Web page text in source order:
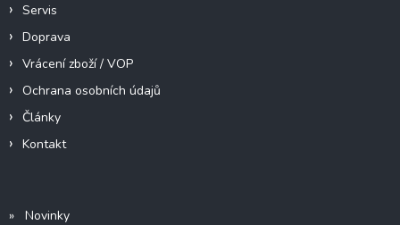
Servis
Doprava
Vrácení zboží / VOP
Ochrana osobních údajů
Články
Kontakt
» Novinky